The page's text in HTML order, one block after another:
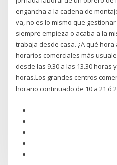
engancha a la cadena de
va, no es lo mismo que
siempre empieza o acaba a la
trabaja desde casa. ¿A qué hora
horarios comerciales más
desde las 9.30 a las 13.30 horas
horas.Los grandes centros
horario continuado de 10 a 21 ó